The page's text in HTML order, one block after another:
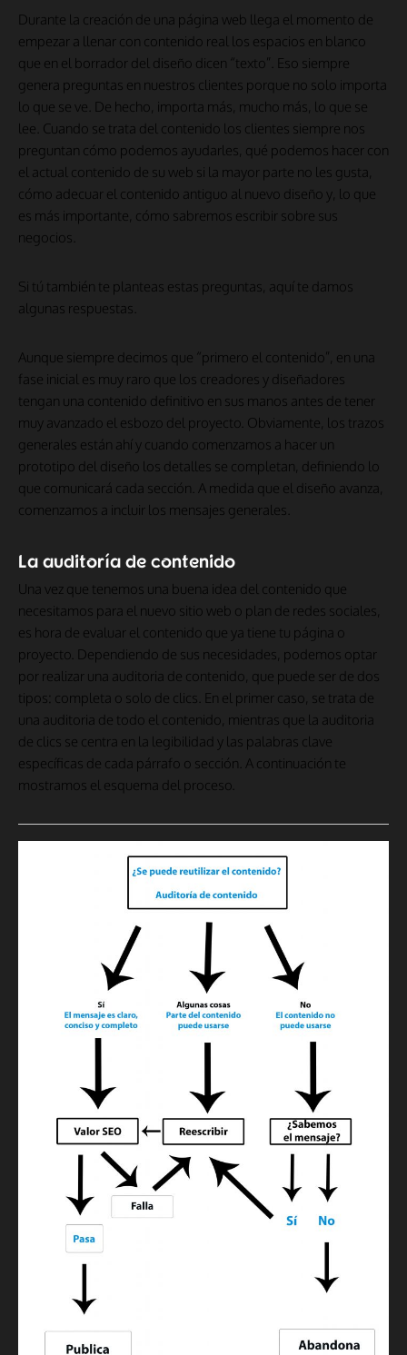
Durante la creación de una página web llega el momento de
empezar a llenar con contenido real los espacios en blanco
que en el borrador del diseño dicen “texto”. Eso siempre
genera preguntas en nuestros clientes porque no solo importa
lo que se ve. De hecho, importa más, mucho más, lo que se
lee. Cuando se trata del contenido los clientes siempre nos
preguntan cómo podemos ayudarles, qué podemos hacer con
el actual contenido de su web si la mayor parte no les gusta,
cómo adecuar el contenido antiguo al nuevo diseño y, lo que
es más importante, cómo sabremos escribir sobre sus
negocios.
Si tú también te planteas estas preguntas, aquí te damos
algunas respuestas.
Aunque siempre decimos que “primero el contenido”, en una
fase inicial es muy raro que los creadores y diseñadores
tengan una contenido definitivo en sus manos antes de tener
muy avanzado el esbozo del proyecto. Obviamente, los trazos
generales están ahí y cuando comenzamos a hacer un
prototipo del diseño los detalles se completan, definiendo lo
que comunicará cada sección. A medida que el diseño avanza,
comenzamos a incluir los mensajes generales.
La auditoría de contenido
Una vez que tenemos una buena idea del contenido que
necesitamos para el nuevo sitio web o plan de redes sociales,
es hora de evaluar el contenido que ya tiene tu página o
proyecto. Dependiendo de sus necesidades, podemos optar
por realizar una auditoria de contenido, que puede ser de dos
tipos: completa o solo de clics. En el primer caso, se trata de
una auditoria de todo el contenido, mientras que la auditoria
de clics se centra en la legibilidad y las palabras clave
específicas de cada párrafo o sección. A continuación te
mostramos el esquema del proceso.